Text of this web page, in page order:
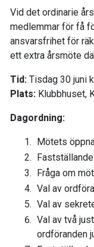
Vid det ordinarie
medlemmar för få
ansvarsfrihet för
ett extra årsmöte
Tid: Tisdag 30 juni
Plats: Klubbhuset,
Dagordning:
Mötets
Fråga om
Val av
Val av
Val av två
ordföranden